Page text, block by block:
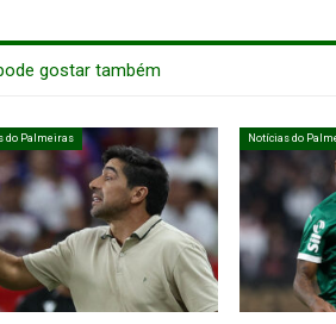
gostar também
do Palmeiras Notícias do